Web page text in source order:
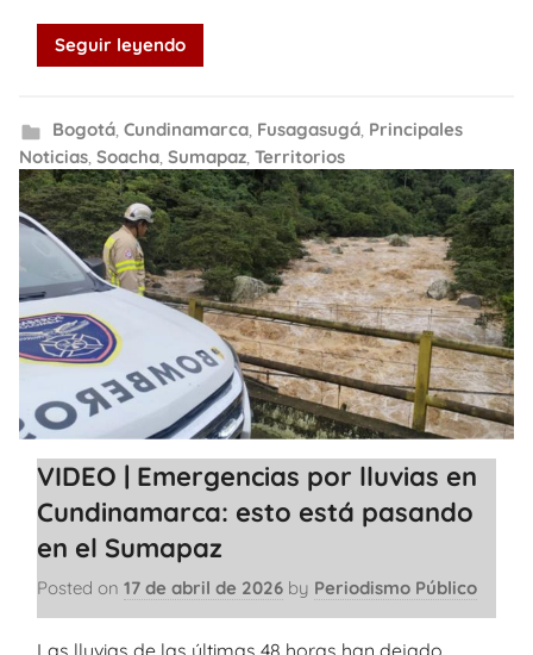
Seguir leyendo
Bogotá, Cundinamarca, Fusagasugá, Principales
Noticias Soacha Sumapaz Territorios
VIDEO | Emergencias por lluvias en
Cundinamarca: esto está pasando
en el Sumapaz
Posted on 17 de abril de 2026 by Periodismo Público
Las lluvias de las últimas 48 horas han dejado